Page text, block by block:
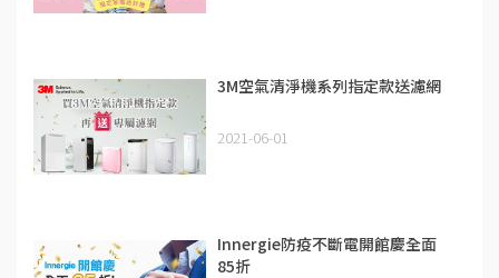
3M空氣清淨機系列指定款送濾網
2021-06-01
Innergie防疫不斷電開館慶全面
85折